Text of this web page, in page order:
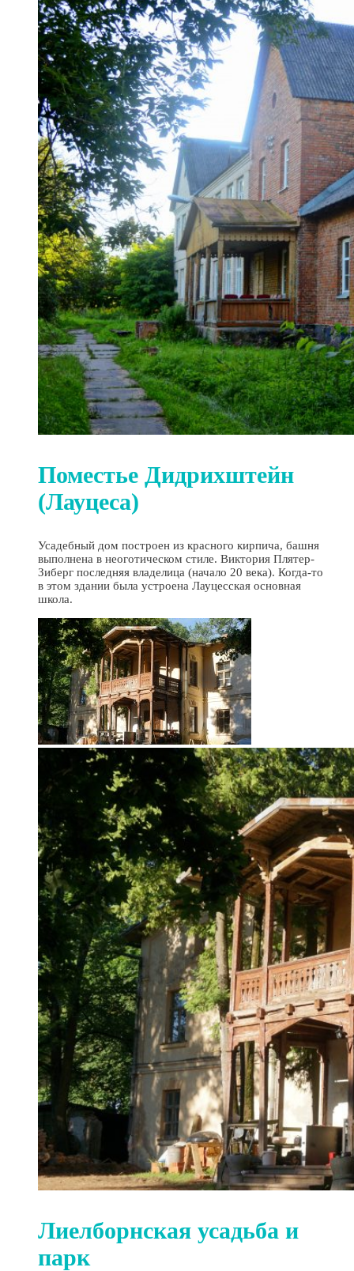
Поместье Дидрихштейн
(Лауцеса)
Усадебный дом построен из красного кирпича, башня
выполнена в неоготическом стиле. Виктория Плятер-
Зиберг последняя владелица (начало 20 века). Когда-то
в этом здании была устроена Лауцесская основная
школа.
Лиелборнская усадьба и
парк